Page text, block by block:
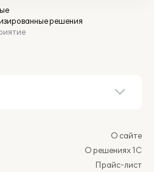
решения
О сайте
О решениях 1С
Прайс-лист